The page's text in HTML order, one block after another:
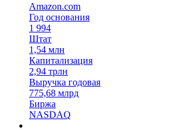
Amazon.com
Год основания
1 994
Штат
1,54 млн
Капитализация
2,94 трлн
Выручка годовая
775,68 млрд
Биржа
NASDAQ